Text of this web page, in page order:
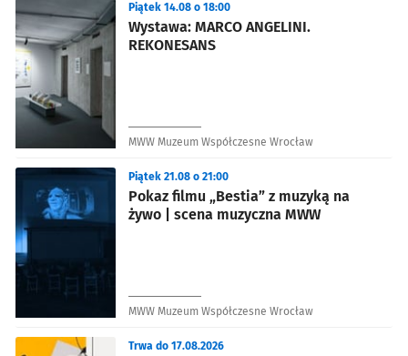
Wystawa: MARCO ANGELINI.
REKONESANS
Piątek 14.08 o 18:00
MWW Muzeum Współczesne Wrocław
Pokaz filmu „Bestia” z muzyką na
żywo | scena muzyczna MWW
Piątek 21.08 o 21:00
MWW Muzeum Współczesne Wrocław
Trwa do 17.08.2026